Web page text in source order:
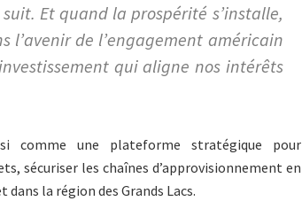
Et quand la prospérité s’installe,
l’avenir de l’engagement américain
qui aligne nos intérêts
comme une plateforme stratégique pour
sécuriser les chaînes d’approvisionnement en
la région des Grands Lacs.